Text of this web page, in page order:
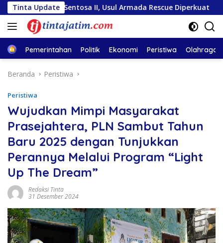
Langsung
ke
konten
Tinta Update
Sentosa II, Usul Armada Rescue Diperkuat
HomePemerintahan Politik Ekonomi Peristiwa Olahraga
Beranda Peristiwa
Peristiwa
Wujudkan Mimpi Masyarakat
Prasejahtera, PLN Sambut Tahun
Baru 2025 dengan Tunjukkan
Perannya Melalui Program “Light
Up The Dream”
Redaksi Tinta
31 Desember 2024